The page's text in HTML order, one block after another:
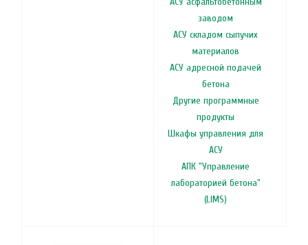
заводом
АСУ складом сыпучих
материалов
АСУ адресной подачей
бетона
Другие программные
продукты
Шкафы управления для
АСУ
АПК "Управление
лабораторией бетона"
(LIMS)